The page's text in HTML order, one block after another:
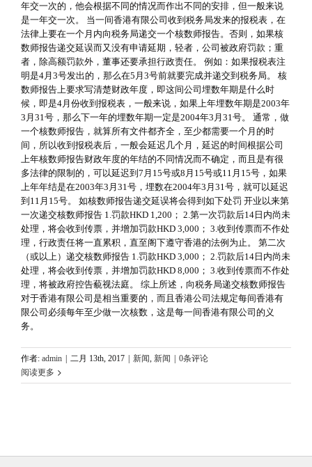
年交一次的，他会根据不同的情况而作出不同的安排，但一般来说
是一年交一次。 当一间香港有限公司收到税务局发来的报税表，在
法律上要在一个月内向税务局递交一个核数师报告。否则，如果核
数师报告递交延误而又没有申请延期，轻者，公司被政府罚款；重
者，除高额罚款外，董事还要承担行政责任。 例如：如果报税表注
明是4月3号发出的，那么在5月3号前就要完成并递交到税务局。 核
数师报告上要求写清楚财政年度，即这间公司埋数年期是什么时
候，即是4月份收到报税表，一般来说，如果上年埋数年期是2003年
3月31号，那么下一年的埋数年期一定是2004年3月31号。 通常，做
一个核数师报告，就算所有文件都齐全，至少都需要一个月的时
间，所以收到报税表后，一般会延迟几个月，延迟的时间根据公司
上年核数师报告财政年度的年结的不同情况而不确定，而且是有很
多法律的限制的，可以延迟到7月15号或8月15号或11月15号，如果
上年年结是在2003年3月31号，埋数在2004年3月31号，就可以延迟
到11月15号。 如核数师报告递交延误将会得到如下处罚 开业以来第
一次递交核数师报告 1.罚款HKD 1,200； 2.第一次罚款后14日内尚未
处理，将会收到传票，并增加罚款HKD 3,000； 3.收到传票而不作处
理，行政责任将一直累积，直至阁下遵守香港的法例为止。 第二次
（或以上）递交核数师报告 1.罚款HKD 3,000； 2.罚款后14日内尚未
处理，将会收到传票，并增加罚款HKD 8,000； 3.收到传票而不作处
理，将被政府控告藐视法庭。 综上所述，向税务局递交核数师报告
对于香港有限公司是相当重要的，而且香港公司法规定每间香港有
限公司必须每年至少做一次核数，这是每一间香港有限公司的义
务。
作者: admin | 二月 13th, 2017 | 新闻 新闻 | 0条评论
阅读更多